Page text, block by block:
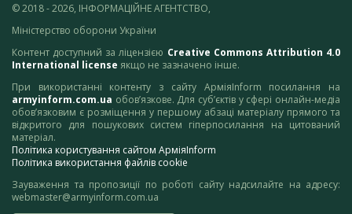
© 2018 - 2026, ІНФОРМАЦІЙНЕ АГЕНТСТВО,
Міністерство оборони України
Контент доступний за ліцензією Creative Commons Attribution 4.0
International license якщо не зазначено інше.
При використанні контенту з сайту АрміяInform посилання на
armyinform.com.ua обов’язкове. Для суб’єктів у сфері онлайн-медіа
обов’язковим є розміщення у першому абзаці матеріалу прямого та
відкритого для пошукових систем гіперпосилання на цитований
матеріал.
Політика користування сайтом АрміяInform
Політика використання файлів cookie
Зауваження та пропозиції по роботі сайту надсилайте на адресу:
webmaster@armyinform.com.ua